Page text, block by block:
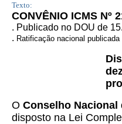
Texto:
CONVÊNIO ICMS Nº
. Publicado no DOU de
. Ratificação nacional
O Conselho Nacional
disposto na Lei